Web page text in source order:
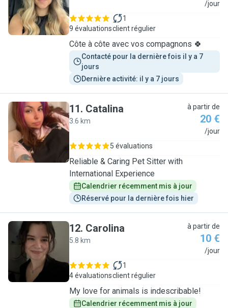
C /jour
9 évaluations
1
client régulier
Côte à côte avec vos compagnons 🍀
Contacté pour la dernière fois il y a 7
jours
Dernière activité: il y a 7 jours
C
11. Catalina
3.6 km
à partir de
20 €
/jour
5 évaluations
Reliable & Caring Pet Sitter with
International Experience
Calendrier récemment mis à jour
Réservé pour la dernière fois hier
C
12. Carolina
5.8 km
à partir de
10 €
/jour
4 évaluations
1
client régulier
My love for animals is indescribable!
Calendrier récemment mis à jour